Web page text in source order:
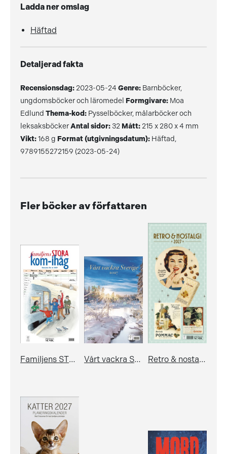
Ladda ner omslag
Häftad
Detaljerad fakta
Recensionsdag: 2023-05-24 Genre: Barnböcker,
ungdomsböcker och läromedel Formgivare: Moa
Edlund Thema-kod: Pysselböcker, målarböcker och
leksaksböckerAntal sidor: 32 Mått: 215 x 280 x 4 mm
Vikt:168 g Format (utgivningsdatum): Häftad,
9789155272159 (2023-05-24)
Fler böcker av författaren
Familjens STORA kom-ihåg-kalender 2027 Vårt vackra Sverige: Almanacka 2027 Retro & nostalgi 2027